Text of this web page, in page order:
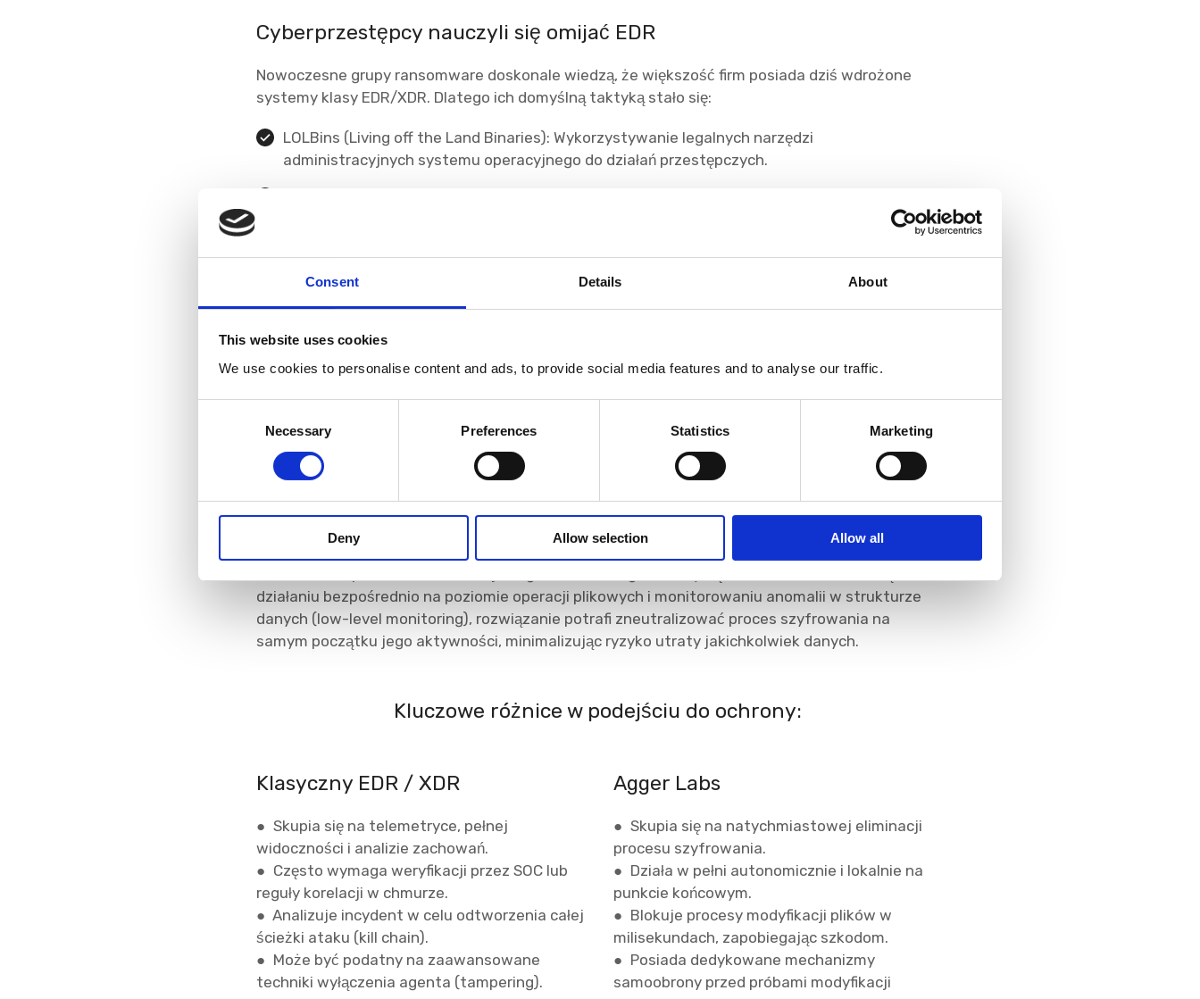
Consent Details About
This website uses cookies
We use cookies to personalise content and ads, to provide social media features and to analyse our traffic.
e
Necessary Preferences Statistics Marketing
Deny Allow selection Allow all
Cyberprzestępcy nauczyli się omijać EDR
Nowoczesne grupy ransomware doskonale wiedzą, że większość firm posiada dziś wdrożone
systemy klasy EDR/XDR. Dlatego ich domyślną taktyką stało się:
LOLBins (Living off the Land Binaries): Wykorzystywanie legalnych narzędzi
administracyjnych systemu operacyjnego do działań przestępczych.
Tampering: Aktywne techniki wyłączania, blokowania lub usuwania agentów EDR z poziomu
uprawnień administratora.
Unikanie klasycznych sygnatur i heurystyki poprzez generowanie unikalnych próbek kodu per
atak.
Dopiero po oślepieniu systemów bezpieczeństwa i usunięciu lokalnych kopii zapasowych
(backupów), napastnicy uruchamiają właściwy proces szyfrowania. To dlatego organizacje
potrzebują dodatkowej, autonomicznej i trudnej do zmanipulowania warstwy ochrony anti-
ransomware.
Rola Agger Labs w strategii Layered Security
Agger Labs nie próbuje zastąpić rozwiązań EDR/XDR. Działa jako wyspecjalizowana,
działaniu bezpośrednio na poziomie operacji plikowych i monitorowaniu anomalii w strukturze
danych (low-level monitoring), rozwiązanie potrafi zneutralizować proces szyfrowania na
samym początku jego aktywności, minimalizując ryzyko utraty jakichkolwiek danych.
Kluczowe różnice w podejściu do ochrony:
Klasyczny EDR / XDR
● Skupia się na telemetryce, pełnej
widoczności i analizie zachowań.
● Często wymaga weryfikacji przez SOC lub
reguły korelacji w chmurze.
● Analizuje incydent w celu odtworzenia całej
ścieżki ataku (kill chain).
● Może być podatny na zaawansowane
techniki wyłączenia agenta (tampering).
Agger Labs
● Skupia się na natychmiastowej eliminacji
procesu szyfrowania.
● Działa w pełni autonomicznie i lokalnie na
punkcie końcowym.
● Blokuje procesy modyfikacji plików w
milisekundach, zapobiegając szkodom.
● Posiada dedykowane mechanizmy
samoobrony przed próbami modyfikacji